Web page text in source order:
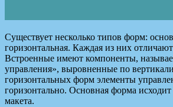
Существует несколько типов форм:
горизонтальная. Каждая из них
Встроенные имеют компоненты,
управления», выровненные по
горизонтальных форм элементы
горизонтально. Основная форма исходит
макета.